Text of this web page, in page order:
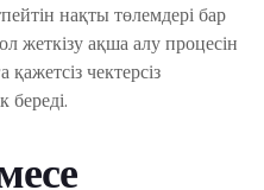
нақты төлемдері бар
жеткізу ақша алу процесін
чектерсіз
береді.